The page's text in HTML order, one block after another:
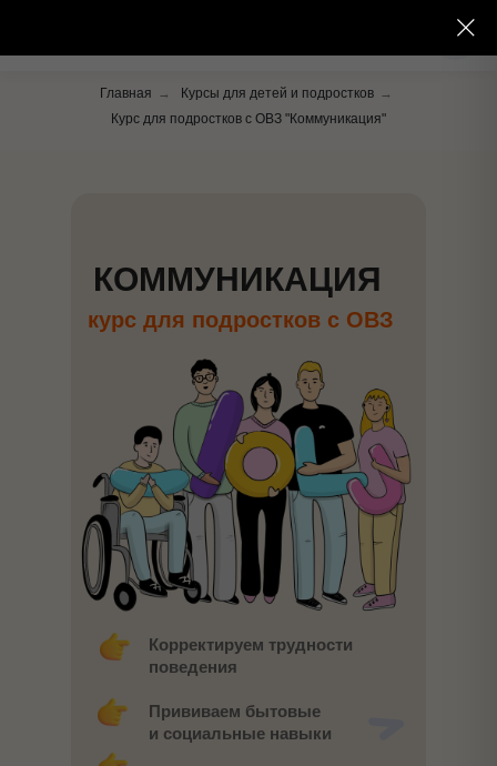
Главная → Курсы для детей и подростков →
Курс для подростков с ОВЗ "Коммуникация"
КОММУНИКАЦИЯ
курс для подростков с ОВЗ
Корректируем трудности
поведения
Прививаем бытовые
и социальные навыки